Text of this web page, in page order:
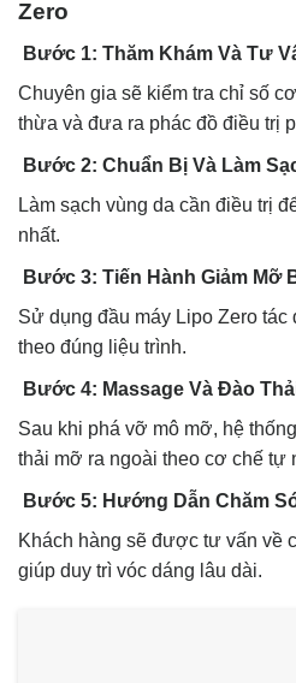
Zero
Bước 1: Thăm Khám Và Tư
Chuyên gia sẽ kiểm tra chỉ số
thừa và đưa ra phác đồ điều trị
Bước 2: Chuẩn Bị Và Làm
Làm sạch vùng da cần điều trị
nhất.
Bước 3: Tiến Hành Giảm Mỡ
Sử dụng đầu máy Lipo Zero
theo đúng liệu trình.
Bước 4: Massage Và Đào
Sau khi phá vỡ mô mỡ, hệ
thải mỡ ra ngoài theo cơ chế tự
Bước 5: Hướng Dẫn Chăm
Khách hàng sẽ được tư vấn về
giúp duy trì vóc dáng lâu dài.